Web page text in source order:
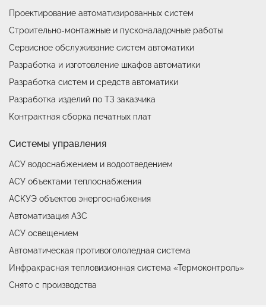
Проектирование автоматизированных систем
Строительно-монтажные и пусконаладочные работы
Сервисное обслуживание систем автоматики
Разработка и изготовление шкафов автоматики
Разработка систем и средств автоматики
Разработка изделий по ТЗ заказчика
Контрактная сборка печатных плат
Системы управления
АСУ водоснабжением и водоотведением
АСУ объектами теплоснабжения
АСКУЭ объектов энергоснабжения
Автоматизация АЗС
АСУ освещением
Автоматическая противогололедная система
Инфракрасная тепловизионная система «Термоконтроль»
Снято с производства